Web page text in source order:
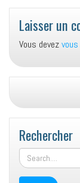
Laisser un
Vous devez
Rechercher